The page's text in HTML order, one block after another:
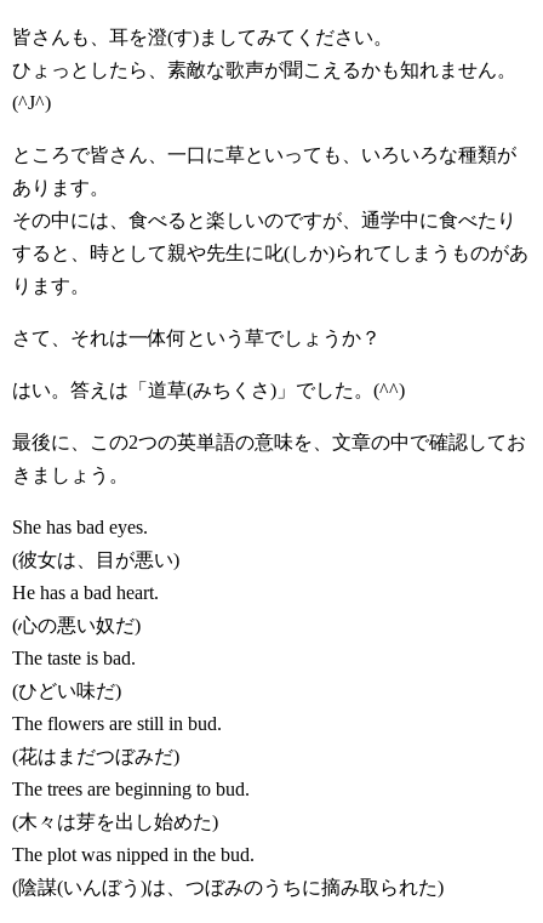
皆さんも、耳を澄(す)ましてみてください。
ひょっとしたら、素敵な歌声が聞こえるかも知れません。
(^J^)
ところで皆さん、一口に草といっても、いろいろな種類が
あります。
その中には、食べると楽しいのですが、通学中に食べたり
すると、時として親や先生に叱(しか)られてしまうものがあ
ります。
さて、それは一体何という草でしょうか？
はい。答えは「道草(みちくさ)」でした。(^^)
最後に、この2つの英単語の意味を、文章の中で確認してお
きましょう。
She has bad eyes.
(彼女は、目が悪い)
He has a bad heart.
(心の悪い奴だ)
The taste is bad.
(ひどい味だ)
The flowers are still in bud.
(花はまだつぼみだ)
The trees are beginning to bud.
(木々は芽を出し始めた)
The plot was nipped in the bud.
(陰謀(いんぼう)は、つぼみのうちに摘み取られた)